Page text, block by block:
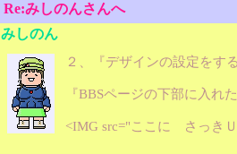
Re:みしのんさんへ
みしのん
２、『デザインの設定を
『BBSページの下部に入れ
<IMG src="ここに さっき